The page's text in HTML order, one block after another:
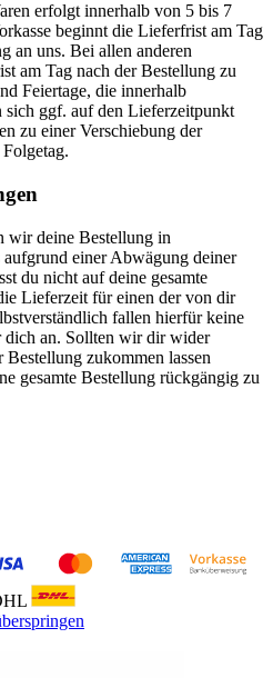
erfolgt innerhalb von 5 bis 7
beginnt die Lieferfrist am Tag
an uns. Bei allen anderen
am Tag nach der Bestellung zu
Feiertage, die innerhalb
ggf. auf den Lieferzeitpunkt
zu einer Verschiebung der
wir deine Bestellung in
einer Abwägung deiner
du nicht auf deine gesamte
Lieferzeit für einen der von dir
fallen hierfür keine
dich an. Sollten wir dir wider
zukommen lassen
gesamte Bestellung rückgängig zu